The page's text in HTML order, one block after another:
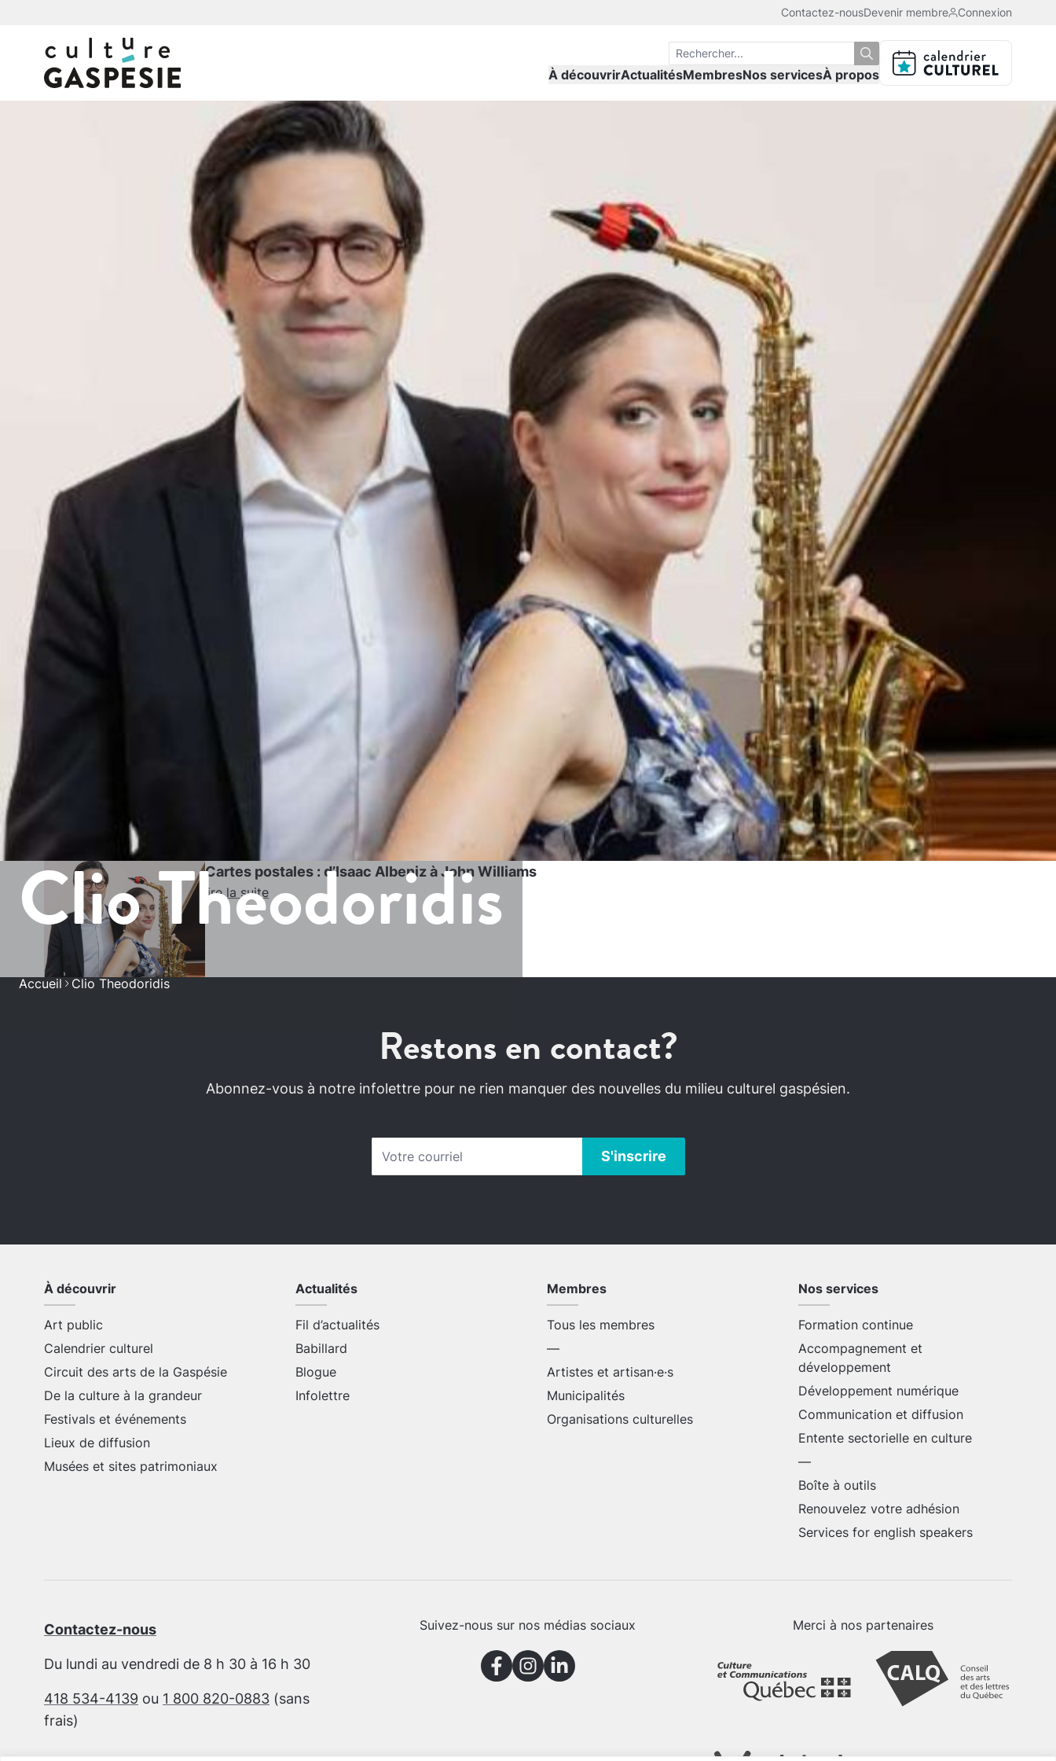
Contactez-nousDevenir membre Connexion
À découvrirActualitésMembresNos servicesÀ propos
Clio Theodoridis
Accueil Clio Theodoridis
Cartes postales : d’Isaac Albeniz à John Williams
Lire la suite
Restons en contact?
Abonnez-vous à notre infolettre pour ne rien manquer des nouvelles du milieu culturel gaspésien.
À découvrir
Art public
Calendrier culturel
Circuit des arts de la Gaspésie
De la culture à la grandeur
Festivals et événements
Lieux de diffusion
Musées et sites patrimoniaux
Actualités
Fil d’actualités
Babillard
Blogue
Infolettre
Membres
Tous les membres
—
Artistes et artisan·e·s
Municipalités
Organisations culturelles
Nos services
Formation continue
Accompagnement et
développement
Développement numérique
Communication et diffusion
Entente sectorielle en culture
—
Boîte à outils
Renouvelez votre adhésion
Services for english speakers
Contactez-nous
Du lundi au vendredi de 8 h 30 à 16 h 30
418 534-4139 ou 1 800 820-0883 (sans
frais)
Suivez-nous sur nos médias sociaux Merci à nos partenaires